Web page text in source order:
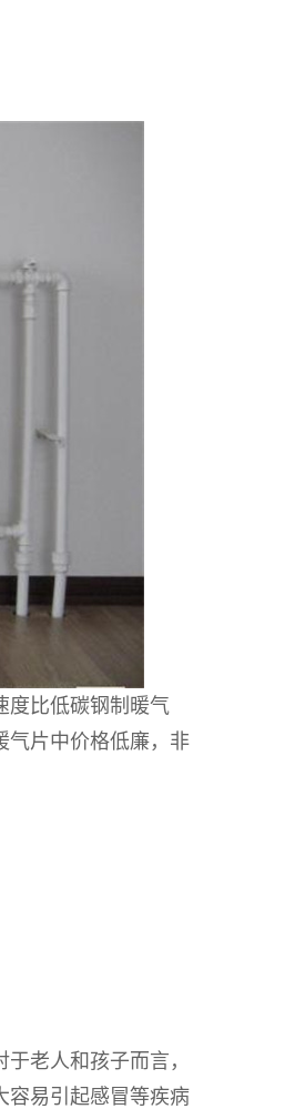
度比低碳钢制暖气
气片中价格低廉，非
老人和孩子而言，
容易引起感冒等疾病